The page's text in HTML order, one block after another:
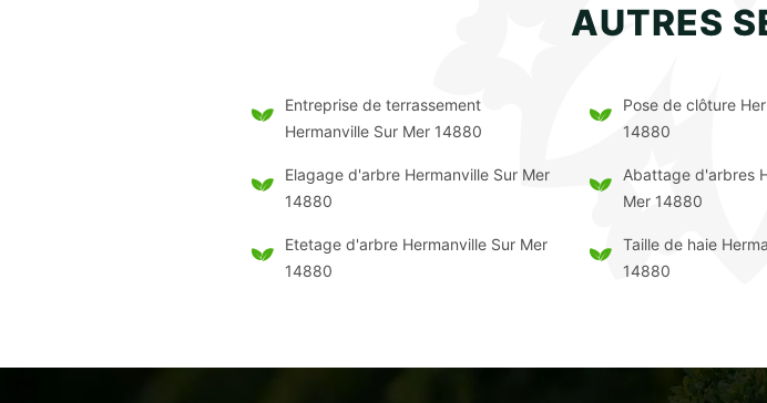
AUTRES
Entreprise de terrassement
Hermanville Sur Mer 14880
Elagage d'arbre Hermanville Sur Mer
14880
Etetage d'arbre Hermanville Sur Mer
14880
Pose de clôture
14880
Abattage d'arbres
Mer 14880
Taille de haie
14880